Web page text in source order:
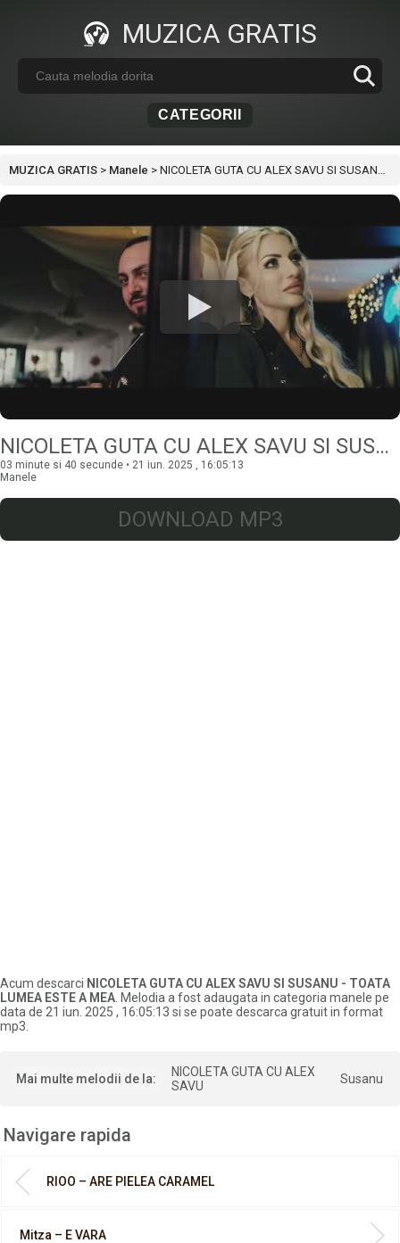
MUZICA GRATIS
CATEGORII
MUZICA GRATIS > Manele > NICOLETA GUTA CU ALEX SAVU SI SUSANU – TOATA LUMEA ESTE A MEA
NICOLETA GUTA CU ALEX SAVU SI SUSANU – TOATA LUMEA ESTE A MEA
03 minute si 40 secunde • 21 iun. 2025 , 16:05:13
Manele
DOWNLOAD MP3
Acum descarci NICOLETA GUTA CU ALEX SAVU SI SUSANU - TOATA
LUMEA ESTE A MEA . Melodia a fost adaugata in categoria manele pe
data de 21 iun. 2025 , 16:05:13 si se poate descarca gratuit in format
mp3.
Mai multe melodii de la:
NICOLETA GUTA CU ALEX
SAVU
Susanu
Navigare rapida
RIOO – ARE PIELEA CARAMEL
Mitza – E VARA